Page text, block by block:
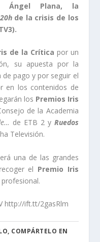
Ángel Plana, la
de la crisis de los
).
de la Crítica por un
su apuesta por la
pago y por seguir el
en los contenidos de
los Premios Iris
de la Academia
de ETB 2 y Ruedos
Televisión.
una de las grandes
el Premio Iris
http://ift.tt/2gasRlm
COMPÁRTELO EN